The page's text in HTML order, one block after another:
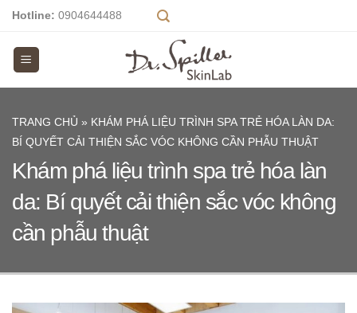
Skip
content
Hotline: 0904644488
TRANG CHỦ » KHÁM PHÁ LIỆU TRÌNH SPA TRẺ HÓA LÀN DA:
BÍ QUYẾT CẢI THIỆN SẮC VÓC KHÔNG CẦN PHẪU THUẬT
Khám phá liệu trình spa trẻ hóa làn
da: Bí quyết cải thiện sắc vóc không
cần phẫu thuật